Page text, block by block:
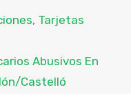
, Tarjetas
Abusivos En
Castelló